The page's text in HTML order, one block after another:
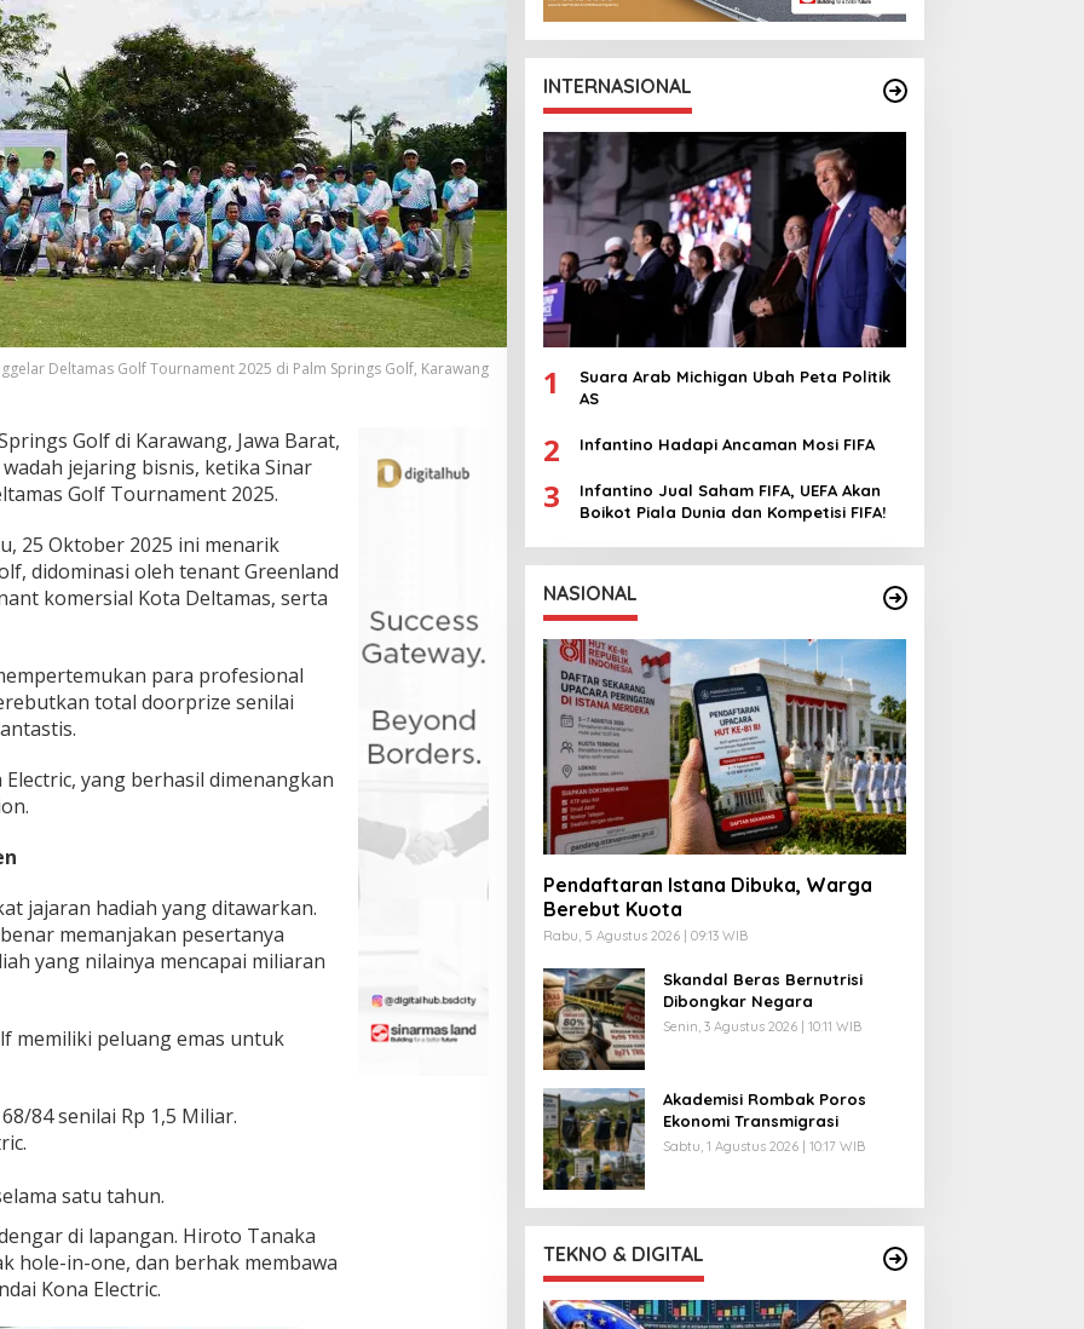
Deltamas Golf Tournament 2025 di Palm Springs Golf, Karawang
Golf di Karawang, Jawa Barat,
jejaring bisnis, ketika Sinar
Golf Tournament 2025.
25 Oktober 2025 ini menarik
didominasi oleh tenant Greenland
komersial Kota Deltamas, serta
para profesional
total doorprize senilai
yang berhasil dimenangkan
jajaran hadiah yang ditawarkan.
memanjakan pesertanya
yang nilainya mencapai miliaran
memiliki peluang emas untuk
84 senilai Rp 1,5 Miliar.
satu tahun.
di lapangan. Hiroto Tanaka
hole-in-one, dan berhak membawa
Kona Electric.
INTERNASIONAL
1
Suara Arab Michigan Ubah Peta Politik
AS
2 Infantino Hadapi Ancaman Mosi FIFA
3
Infantino Jual Saham FIFA, UEFA Akan
Boikot Piala Dunia dan Kompetisi FIFA!
NASIONAL
Pendaftaran Istana Dibuka, Warga
Berebut Kuota
Rabu, 5 Agustus 2026 | 09:13 WIB
Skandal Beras Bernutrisi
Dibongkar Negara
Senin, 3 Agustus 2026 | 10:11 WIB
Akademisi Rombak Poros
Ekonomi Transmigrasi
Sabtu, 1 Agustus 2026 | 10:17 WIB
TEKNO & DIGITAL